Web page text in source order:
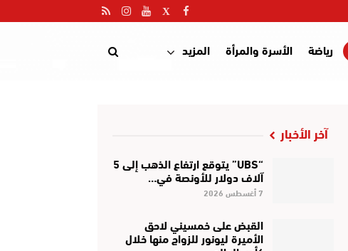
رياضة الأسرة والمرأة المزيد
آخر الأخبار
“UBS” يتوقع ارتفاع الذهب إلى 5
آلاف دولار للأونصة في…
7 أغسطس 2026
القبض على خمسيني لاحق
الأميرة ليونور للزواج منها خلال